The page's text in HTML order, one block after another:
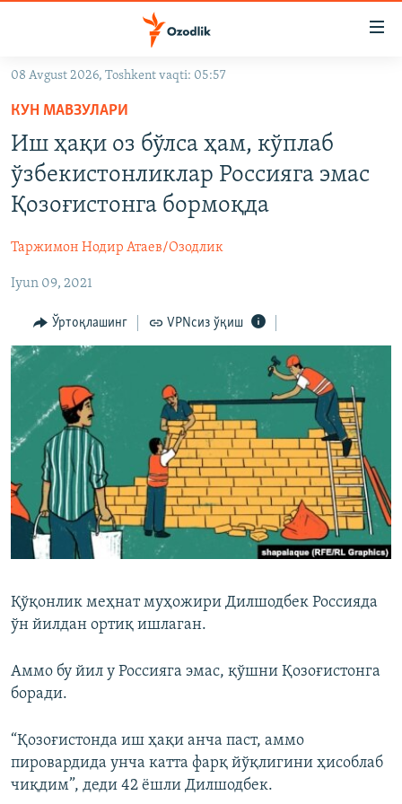
Асосий
навигацияга
ўтинг
Қидиришга
ўтинг
OZODARXIV
На русском
ИЖТИМОИЙ ТАРМОҚЛАР
Озодлик бошқа тилларда
08 Avgust 2026, Toshkent vaqti: 05:57
КУН МАВЗУЛАРИ
Иш ҳақи оз бўлса ҳам, кўплаб
ўзбекистонликлар Россияга эмас
Қозоғистонга бормоқда
Таржимон Нодир Атаев/Озодлик
Iyun 09, 2021
Ўртоқлашинг VPNсиз ўқиш
Қўқонлик меҳнат муҳожири Дилшодбек Россияда
ўн йилдан ортиқ ишлаган.
Аммо бу йил у Россияга эмас, қўшни Қозоғистонга
боради.
“Қозоғистонда иш ҳақи анча паст, аммо
пировардида унча катта фарқ йўқлигини ҳисоблаб
чиқдим”, деди 42 ёшли Дилшодбек.